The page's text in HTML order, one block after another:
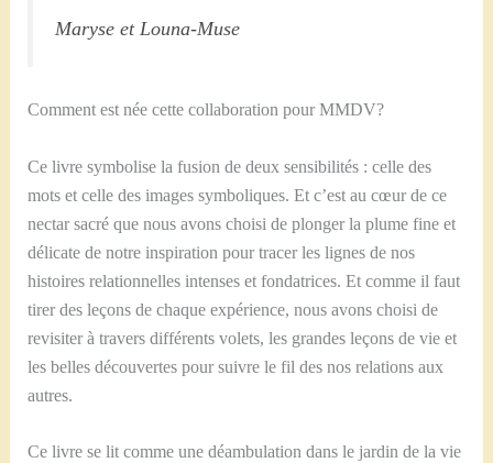
Maryse et Louna-Muse
Comment est née cette collaboration pour MMDV?
Ce livre symbolise la fusion de deux sensibilités : celle des
mots et celle des images symboliques. Et c’est au cœur de ce
nectar sacré que nous avons choisi de plonger la plume fine et
délicate de notre inspiration pour tracer les lignes de nos
histoires relationnelles intenses et fondatrices. Et comme il faut
tirer des leçons de chaque expérience, nous avons choisi de
revisiter à travers différents volets, les grandes leçons de vie et
les belles découvertes pour suivre le fil des nos relations aux
autres.
Ce livre se lit comme une déambulation dans le jardin de la vie